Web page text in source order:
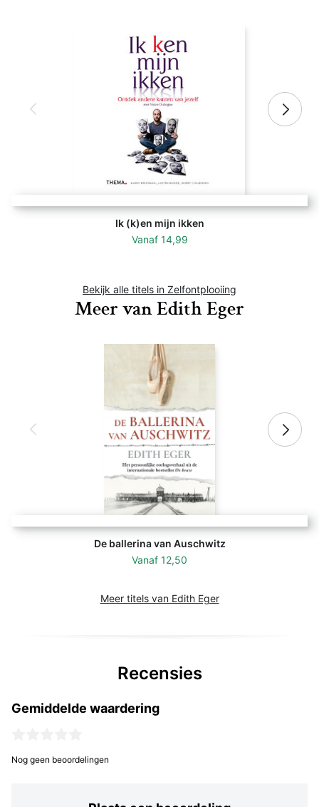
Ik (k)en mijn ikken
Vanaf 14,99
Bekijk alle titels in Zelfontplooiing
Meer van Edith Eger
De ballerina van Auschwitz
Vanaf 12,50
Meer titels van Edith Eger
Recensies
Gemiddelde waardering
Nog geen beoordelingen